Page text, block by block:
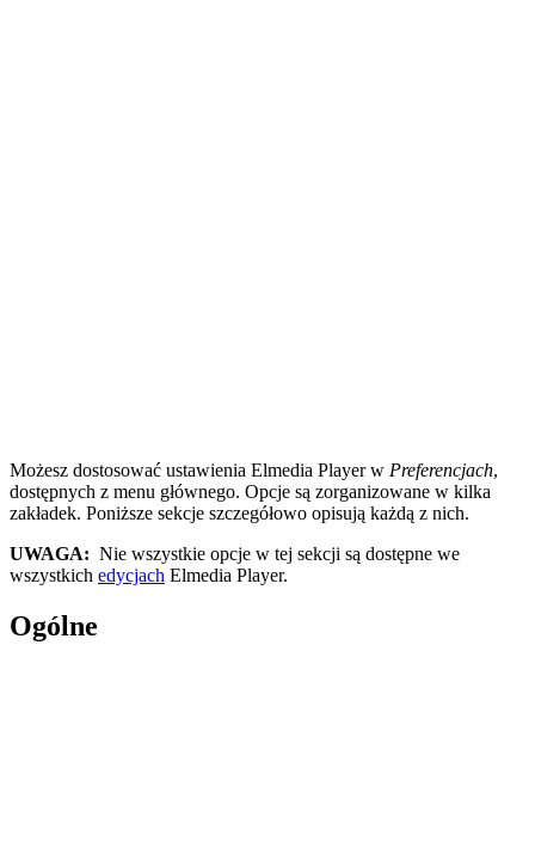
Możesz dostosować ustawienia Elmedia Player w Preferencjach,
dostępnych z menu głównego. Opcje są zorganizowane w kilka
zakładek. Poniższe sekcje szczegółowo opisują każdą z nich.
UWAGA: Nie wszystkie opcje w tej sekcji są dostępne we
wszystkich edycjach Elmedia Player.
Ogólne